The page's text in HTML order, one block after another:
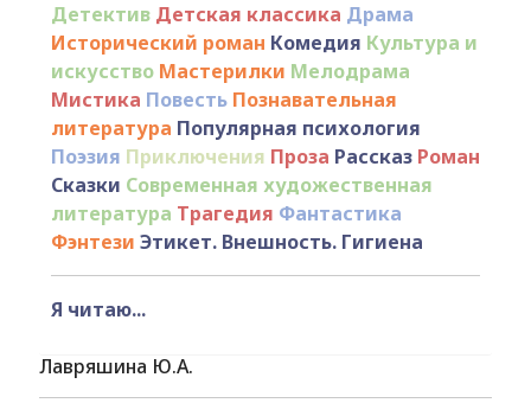
Детектив Детская классика Драма
Исторический роман Комедия Культура и
искусство Мастерилки Мелодрама
Мистика Повесть Познавательная
литература Популярная психология
Поэзия Приключения Проза Рассказ Роман
Сказки Современная художественная
литература Трагедия Фантастика
Фэнтези Этикет. Внешность. Гигиена
Я читаю...
Лавряшина Ю.А.